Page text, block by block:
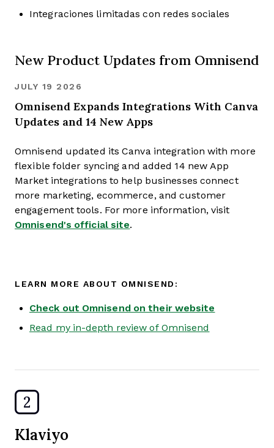
Integraciones limitadas con redes sociales
New Product Updates from Omnisend
JULY 19 2026
Omnisend Expands Integrations With Canva
Updates and 14 New Apps
Omnisend updated its Canva integration with more
flexible folder syncing and added 14 new App
Market integrations to help businesses connect
more marketing, ecommerce, and customer
engagement tools. For more information, visit
Omnisend's official site.
LEARN MORE ABOUT OMNISEND:
Check out Omnisend on their website
Read my in-depth review of Omnisend
2
Klaviyo